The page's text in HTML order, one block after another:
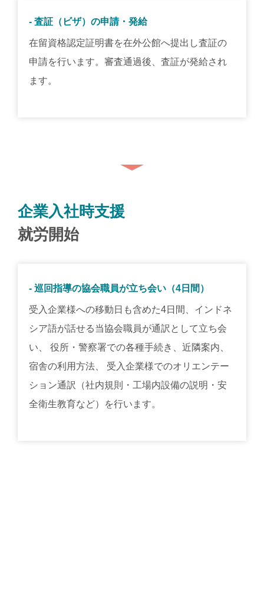
- 査証（ビザ）の申請・発給
在留資格認定証明書を在外公館へ提出し査証の
申請を行います。審査通過後、査証が発給され
ます。
企業入社時支援
就労開始
- 巡回指導の協会職員が立ち会い（4日間）
受入企業様への移動日も含めた4日間、インドネ
シア語が話せる当協会職員が通訳として立ち会
い、 役所・警察署での各種手続き、近隣案内、
宿舎の利用方法、 受入企業様でのオリエンテー
ション通訳（社内規則・工場内設備の説明・安
全衛生教育など）を行います。